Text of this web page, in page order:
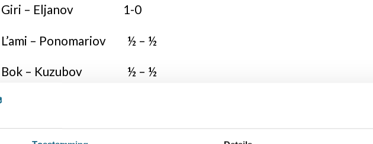
Giri – Eljanov 1-0
L’ami – Ponomariov ½ – ½
Bok – Kuzubov ½ – ½
Sokolov – Kravtsiv ½ – ½